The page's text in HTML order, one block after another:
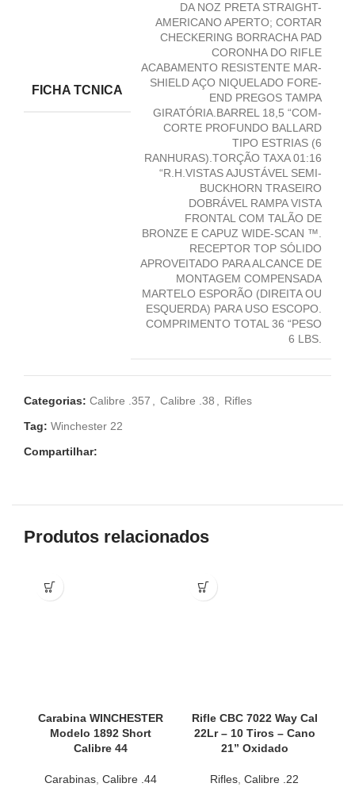
FICHA TCNICA
DA NOZ PRETA STRAIGHT-
AMERICANO APERTO; CORTAR
CHECKERING BORRACHA PAD
CORONHA DO RIFLE
ACABAMENTO RESISTENTE MAR-
SHIELD AÇO NIQUELADO FORE-
END PREGOS TAMPA
GIRATÓRIA.BARREL 18,5 “COM-
CORTE PROFUNDO BALLARD
TIPO ESTRIAS (6
RANHURAS).TORÇÃO TAXA 01:16
“R.H.VISTAS AJUSTÁVEL SEMI-
BUCKHORN TRASEIRO
DOBRÁVEL RAMPA VISTA
FRONTAL COM TALÃO DE
BRONZE E CAPUZ WIDE-SCAN ™.
RECEPTOR TOP SÓLIDO
APROVEITADO PARA ALCANCE DE
MONTAGEM COMPENSADA
MARTELO ESPORÃO (DIREITA OU
ESQUERDA) PARA USO ESCOPO.
COMPRIMENTO TOTAL 36 “PESO
6 LBS.
Categorias: Calibre .357 Calibre .38
Rifles
Tag: Winchester 22
Compartilhar:
Produtos relacionados
Carabina WINCHESTER
Modelo 1892 Short
Calibre 44
Carabinas Calibre .44
Rifle CBC 7022 Way Cal
22Lr – 10 Tiros – Cano
21” Oxidado
Rifles Calibre .22